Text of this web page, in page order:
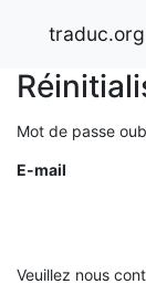
traduc.org
Mot de passe
E-mail
Veuillez nous